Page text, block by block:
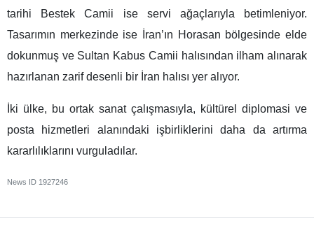
tarihi Bestek Camii ise servi ağaçlarıyla betimleniyor.
Tasarımın merkezinde ise İran’ın Horasan bölgesinde elde
dokunmuş ve Sultan Kabus Camii halısından ilham alınarak
hazırlanan zarif desenli bir İran halısı yer alıyor.
İki ülke, bu ortak sanat çalışmasıyla, kültürel diplomasi ve
posta hizmetleri alanındaki işbirliklerini daha da artırma
kararlılıklarını vurguladılar.
News ID 1927246